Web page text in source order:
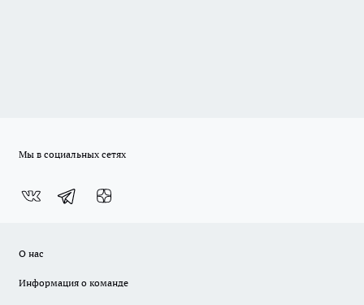
Мы в социальных сетях
О нас
Информация о команде